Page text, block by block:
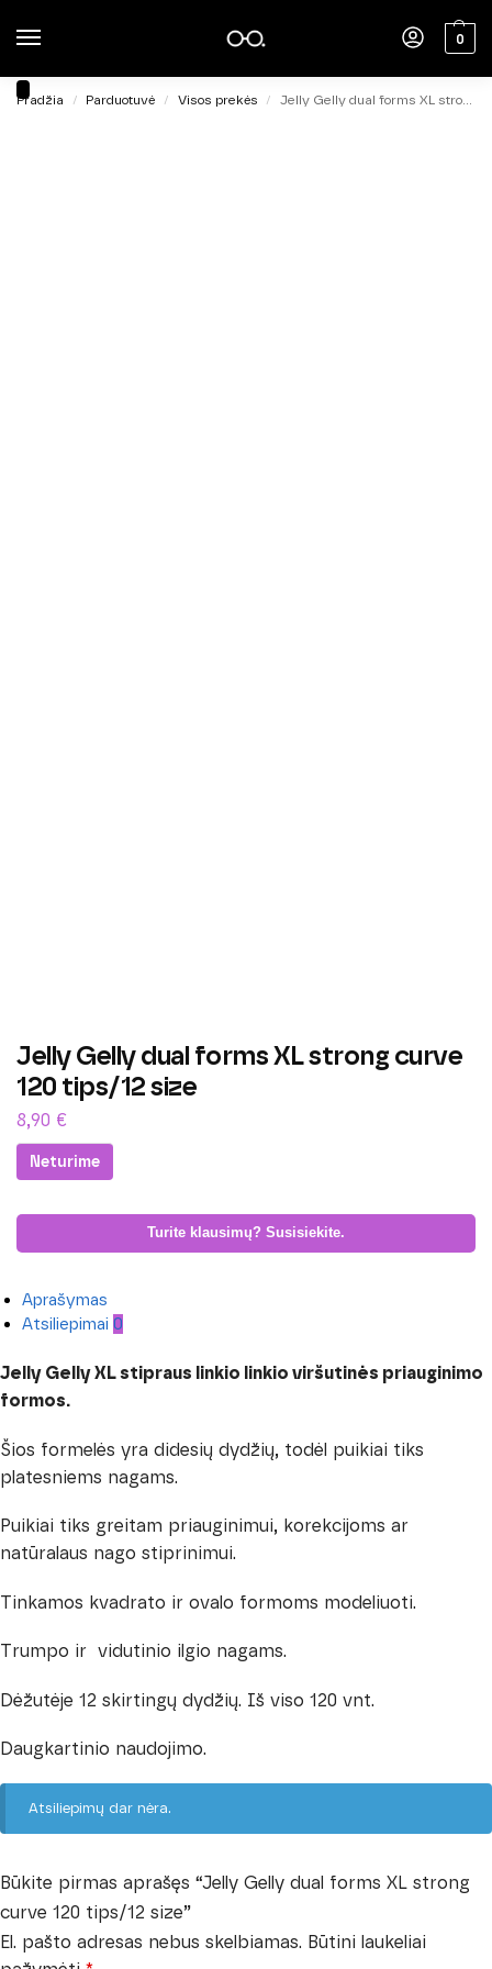
0
Pradžia / Parduotuvė / Visos prekės / Jelly Gelly dual forms XL strong curve 120 tips/12 size
Jelly Gelly dual forms XL strong curve
120 tips/12 size
8,90 €
Neturime
Turite klausimų? Susisiekite.
Aprašymas
Atsiliepimai 0
Jelly Gelly XL stipraus linkio linkio viršutinės priauginimo
formos.
Šios formelės yra didesių dydžių, todėl puikiai tiks
platesniems nagams.
Puikiai tiks greitam priauginimui, korekcijoms ar
natūralaus nago stiprinimui.
Tinkamos kvadrato ir ovalo formoms modeliuoti.
Trumpo ir vidutinio ilgio nagams.
Dėžutėje 12 skirtingų dydžių. Iš viso 120 vnt.
Daugkartinio naudojimo.
Atsiliepimų dar nėra.
Būkite pirmas aprašęs “Jelly Gelly dual forms XL strong
curve 120 tips/12 size”
El. pašto adresas nebus skelbiamas. Būtini laukeliai